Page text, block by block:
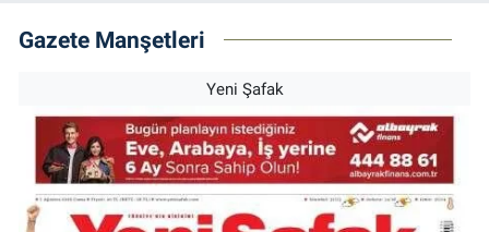
Gazete Manşetleri
Yeni Şafak